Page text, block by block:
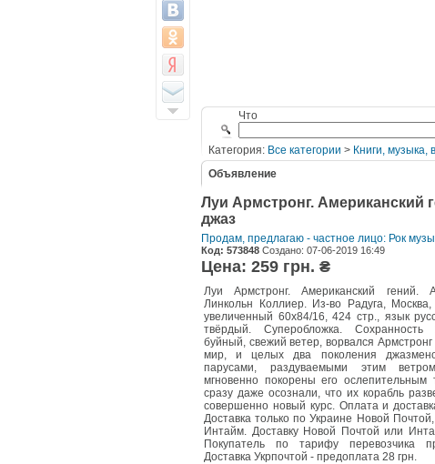
Что
Категория: Все категории > Книги, музыка,
Объявление
Луи Армстронг. Американский
джаз
Продам, предлагаю - частное лицо: Рок
Код: 573848 Создано: 07-06-2019 16:49
Цена: 259 грн. ₴
Луи Армстронг. Американский гений.
Линкольн Коллиер. Из-во Радуга,
увеличенный 60х84/16, 424 стр., язык
твёрдый. Суперобложка.
буйный, свежий ветер, ворвался
мир, и целых два поколения
парусами, раздуваемыми этим
мгновенно покорены его ослепительным
сразу даже осознали, что их корабль
совершенно новый курс. Оплата и
Доставка только по Украине Новой
Интайм. Доставку Новой Почтой или
Покупатель по тарифу перевозчика
Доставка Укрпочтой - предоплата 28 грн.